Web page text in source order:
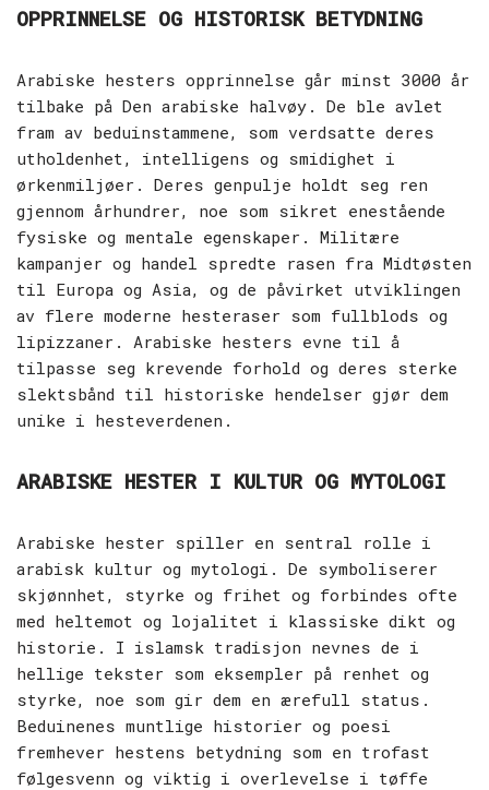
OPPRINNELSE OG HISTORISK BETYDNING
Arabiske hesters opprinnelse går minst 3000 år
tilbake på Den arabiske halvøy. De ble avlet
fram av beduinstammene, som verdsatte deres
utholdenhet, intelligens og smidighet i
ørkenmiljøer. Deres genpulje holdt seg ren
gjennom århundrer, noe som sikret enestående
fysiske og mentale egenskaper. Militære
kampanjer og handel spredte rasen fra Midtøsten
til Europa og Asia, og de påvirket utviklingen
av flere moderne hesteraser som fullblods og
lipizzaner. Arabiske hesters evne til å
tilpasse seg krevende forhold og deres sterke
slektsbånd til historiske hendelser gjør dem
unike i hesteverdenen.
ARABISKE HESTER I KULTUR OG MYTOLOGI
Arabiske hester spiller en sentral rolle i
arabisk kultur og mytologi. De symboliserer
skjønnhet, styrke og frihet og forbindes ofte
med heltemot og lojalitet i klassiske dikt og
historie. I islamsk tradisjon nevnes de i
hellige tekster som eksempler på renhet og
styrke, noe som gir dem en ærefull status.
Beduinenes muntlige historier og poesi
fremhever hestens betydning som en trofast
følgesvenn og viktig i overlevelse i tøffe